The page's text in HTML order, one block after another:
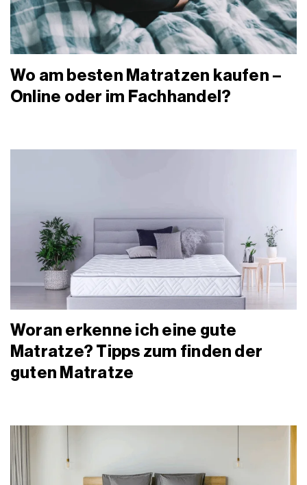
Wo am besten Matratzen kaufen –
Online oder im Fachhandel?
Woran erkenne ich eine gute
Matratze? Tipps zum finden der
guten Matratze